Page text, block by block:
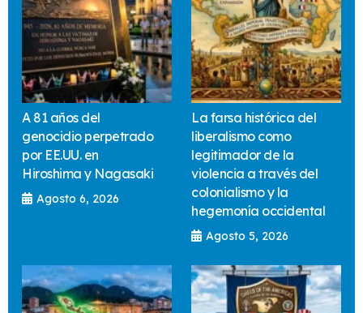
A 81 años del
genocidio perpetrado
por EE.UU. en
Hiroshima y Nagasaki
Agosto 6, 2026
La farsa histórica del
liberalismo como
legitimador de la
violencia a través del
colonialismo y la
hegemonía occidental
Agosto 5, 2026